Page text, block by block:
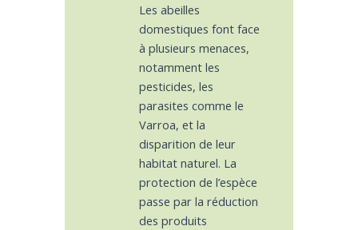
Les abeilles
domestiques font face
à plusieurs menaces,
notamment les
pesticides, les
parasites comme le
Varroa, et la
disparition de leur
habitat naturel. La
protection de l’espèce
passe par la réduction
des produits